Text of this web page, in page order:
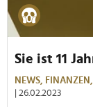
Sie ist 11
NEWS, FINANZEN,
| 26.02.2023